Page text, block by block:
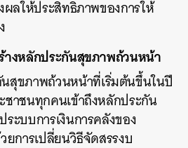
ลให้ประสิทธิภาพของการให้
างหลักประกันสุขภาพถ้วนหน้า
สุขภาพถ้วนหน้าที่เริ่มต้นขึ้นในปี
ชาชนทุกคนเข้าถึงหลักประกัน
ะบบการเงินการคลังของ
การเปลี่ยนวิธีจัดสรรงบ